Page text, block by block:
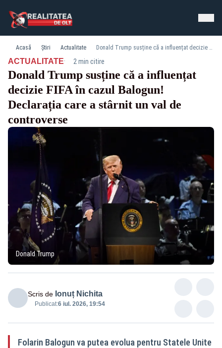
Acasă Știri Actualitate Donald Trump susține că a influențat decizie FIFA în cazul Balogun! Declarația care a stârnit un val de controverse
ACTUALITATE· 2 min citire
Donald Trump susține că a influențat
decizie FIFA în cazul Balogun!
Declarația care a stârnit un val de
controverse
Donald Trump
Scris de Ionuț Nichita
Publicat:6 iul. 2026, 19:54
Folarin Balogun va putea evolua pentru Statele Unite